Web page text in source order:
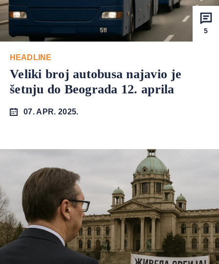
5
HEADLINE
Veliki broj autobusa najavio je
šetnju do Beograda 12. aprila
07. APR. 2025.